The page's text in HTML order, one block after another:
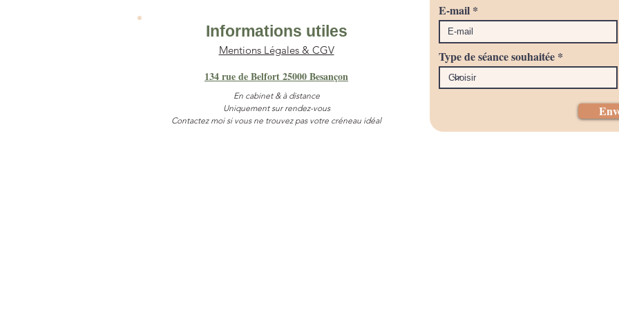
Informations utiles
Mentions Légales & CGV
134 rue de Belfort 25000 Besançon
En cabinet & à distance
Uniquement sur rendez-vous
Contactez moi si vous ne trouvez pas votre créneau idéal
E-mail
Type de séance souhaitée